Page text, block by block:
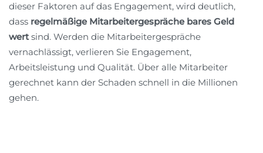
dieser Faktoren auf das Engagement, wird deutlich,
dass regelmäßige Mitarbeitergespräche bares Geld
wertsind. Werden die Mitarbeitergespräche
vernachlässigt, verlieren Sie Engagement,
Arbeitsleistung und Qualität. Über alle Mitarbeiter
gerechnet kann der Schaden schnell in die Millionen
gehen.